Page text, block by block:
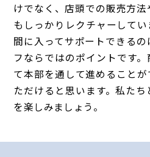
けでなく、店頭での販売方
もしっかりレクチャーして
間に入ってサポートできる
フならではのポイントです
て本部を通して進めること
ただけると思います。私た
を楽しみましょう。